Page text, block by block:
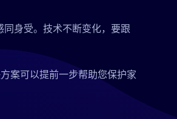
身受。技术不断变化，要跟
案可以提前一步帮助您保护家